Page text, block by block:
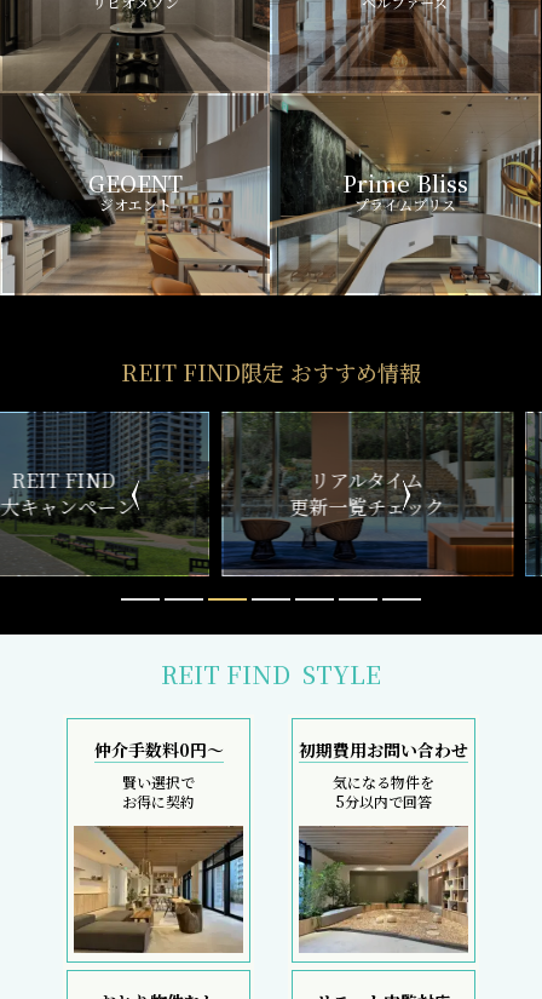
GEOENT
ジオエント
Prime Bliss
プライムブリス
REIT FIND限定 おすすめ情報
ン
リアルタイム
更新一覧チェック
新
REIT FIND STYLE
仲介手数料0円～
賢い選択で
お得に契約
初期費用お問い合わせ
気になる物件を
5分以内で回答